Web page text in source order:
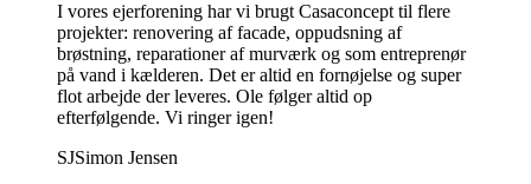
I vores ejerforening har vi brugt Casaconcept til flere
projekter: renovering af facade, oppudsning af
brøstning, reparationer af murværk og som entreprenør
på vand i kælderen. Det er altid en fornøjelse og super
flot arbejde der leveres. Ole følger altid op
efterfølgende. Vi ringer igen!
SJSimon Jensen